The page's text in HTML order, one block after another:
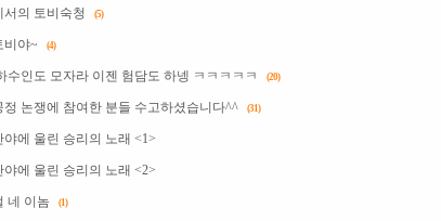
서의 토비숙청 (5)
비야~ (4)
수인도 모자라 이젠 험담도 하넹 ㅋㅋㅋㅋㅋ (20)
정 논쟁에 참여한 분들 수고하셨습니다^^ (31)
야에 울린 승리의 노래 <1>
야에 울린 승리의 노래 <2>
네 이놈 (1)